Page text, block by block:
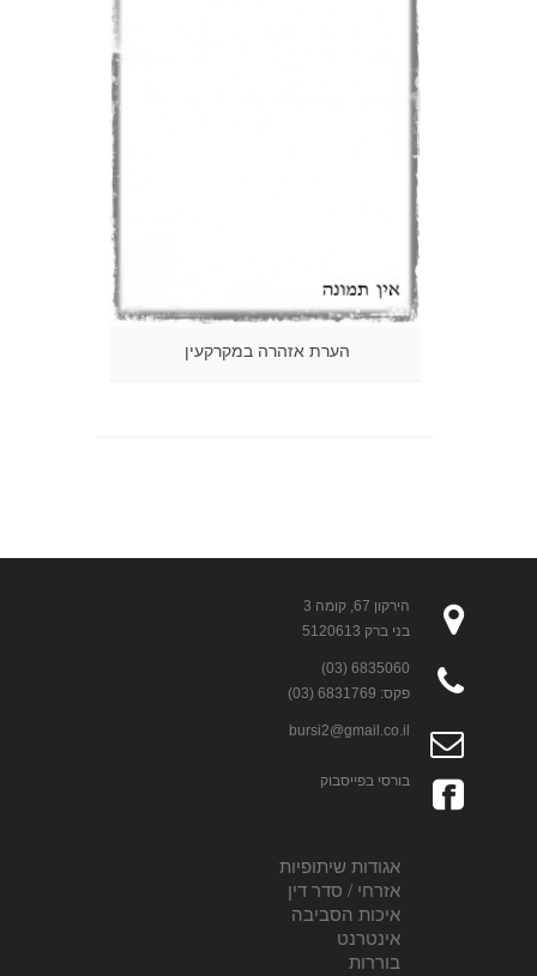
הערת אזהרה במקרקעין
הירקון 67, קומה 3
בני ברק 5120613
6835060 (03)
פקס: 6831769 (03)
bursi2@gmail.co.il
בורסי בפייסבוק
אגודות שיתופיות
אזרחי / סדר דין
איכות הסביבה
אינטרנט
בוררות